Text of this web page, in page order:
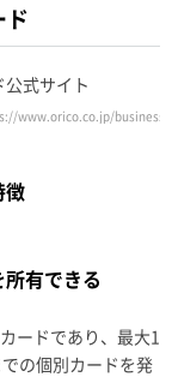
ド
www.orico.co.jp/
徴
有できる
ードであり、最大1
の個別カードを発